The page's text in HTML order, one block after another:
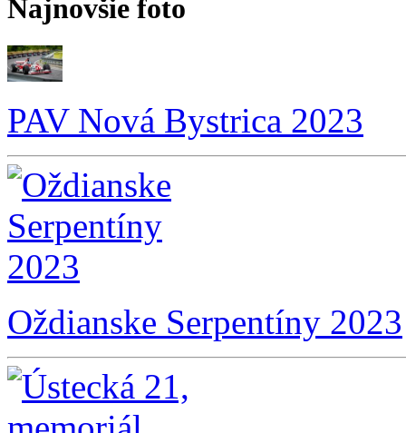
Najnovšie foto
PAV Nová Bystrica 2023
Oždianske Serpentíny 2023